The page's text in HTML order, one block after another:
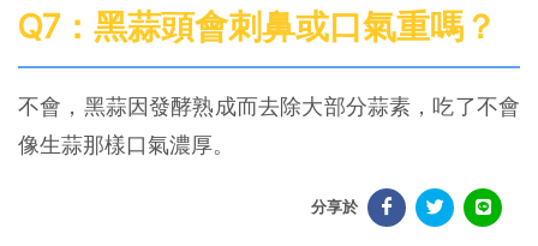
Q7：黑蒜頭會刺鼻或口氣重嗎？
不會，黑蒜因發酵熟成而去除大部分蒜素，吃了不會
像生蒜那樣口氣濃厚。
分享於